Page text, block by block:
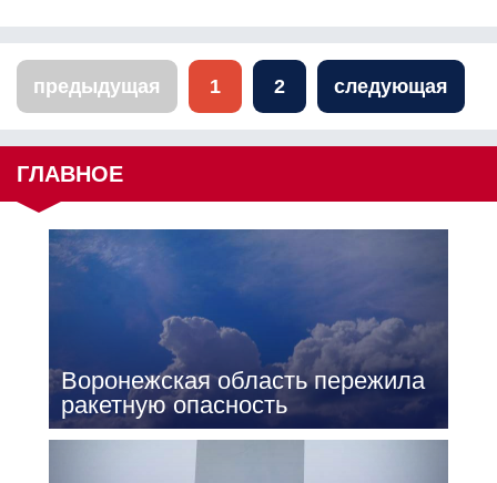
предыдущая 1 2 следующая
ГЛАВНОЕ
Воронежская область пережила
ракетную опасность